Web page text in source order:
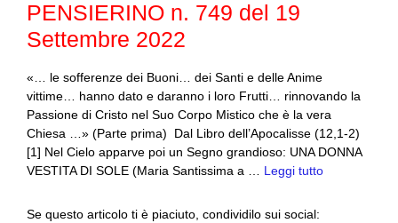
k
PENSIERINO n. 749 del 19
Settembre 2022
«… le sofferenze dei Buoni… dei Santi e delle Anime
vittime… hanno dato e daranno i loro Frutti… rinnovando la
Passione di Cristo nel Suo Corpo Mistico che è la vera
Chiesa …» (Parte prima) Dal Libro dell’Apocalisse (12,1-2)
[1] Nel Cielo apparve poi un Segno grandioso: UNA DONNA
VESTITA DI SOLE (Maria Santissima a … Leggi tutto
Se questo articolo ti è piaciuto, condividilo sui social: